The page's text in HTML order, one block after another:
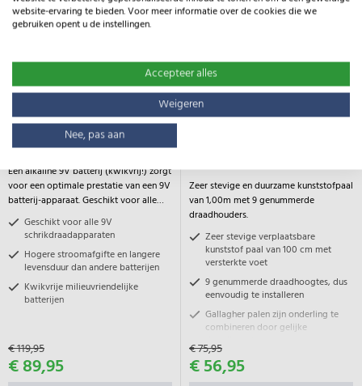
Gallagher Duopack Alkaline
batterij - nu met 25% korting
Een alkaline 9V batterij (kwikvrij!) zorgt
voor een optimale prestatie van een 9V
batterij-apparaat. Geschikt voor alle
Gallagher 9Volt apparaten.
Geschikt voor alle 9V
schrikdraadapparaten
Hogere stroomafgifte en langere
levensduur dan andere batterijen
Kwikvrije milieuvriendelijke
batterijen
€ 119,95
€ 89,95
Zeer stevige en duurzame kunststofpaal
van 1,00m met 9 genummerde
draadhouders.
Zeer stevige verplaatsbare
kunststof paal van 100 cm met
versterkte voet
9 genummerde draadhoogtes, dus
eenvoudig te installeren
Gallagher palen zijn onderling te
combineren door gelijke
draadhoogtes
€ 75,95
€ 56,95
website-ervaring te bieden. Voor meer informatie over de cookies die we
gebruiken opent u de instellingen.
Accepteer alles
Weigeren
Nee, pas aan